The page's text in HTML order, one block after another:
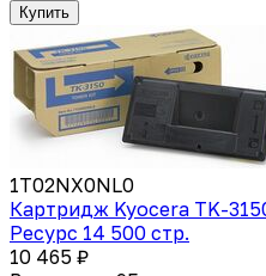
Купить
1T02NX0NL0
Картридж Kyocera TK-
Ресурс 14 500 стр.
10 465 ₽